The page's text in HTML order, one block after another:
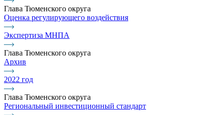
Глава Тюменского округа
Оценка регулирующего воздействия
Экспертиза МНПА
Глава Тюменского округа
Архив
2022 год
Глава Тюменского округа
Региональный инвестиционный стандарт